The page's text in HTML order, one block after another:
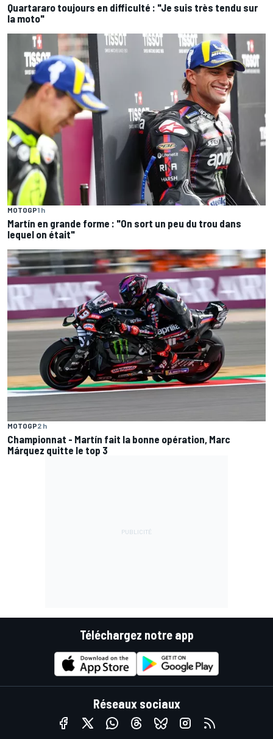
Quartararo toujours en difficulté : "Je suis très tendu sur
la moto"
MOTOGP1 h
Martín en grande forme : "On sort un peu du trou dans
lequel on était"
MOTOGP2 h
Championnat - Martín fait la bonne opération, Marc
Márquez quitte le top 3
Téléchargez notre app
Réseaux sociaux